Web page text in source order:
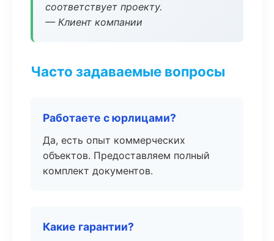
соответствует проекту.
— Клиент компании
Часто задаваемые вопросы
Работаете с юрлицами?
Да, есть опыт коммерческих
объектов. Предоставляем полный
комплект документов.
Какие гарантии?